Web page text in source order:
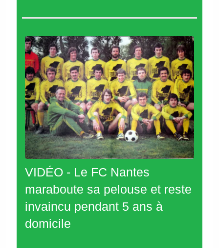
VIDÉO - Le FC Nantes
maraboute sa pelouse et reste
invaincu pendant 5 ans à
domicile